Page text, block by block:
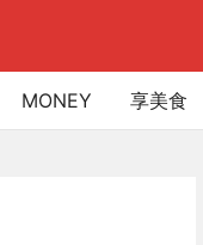
MONEY 享美食